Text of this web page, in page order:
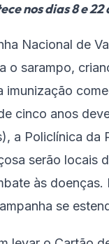
nos dias 8 e
Nacional de
o sarampo,
cinco anos
a Policlínica
serão locais
às doenças.
se